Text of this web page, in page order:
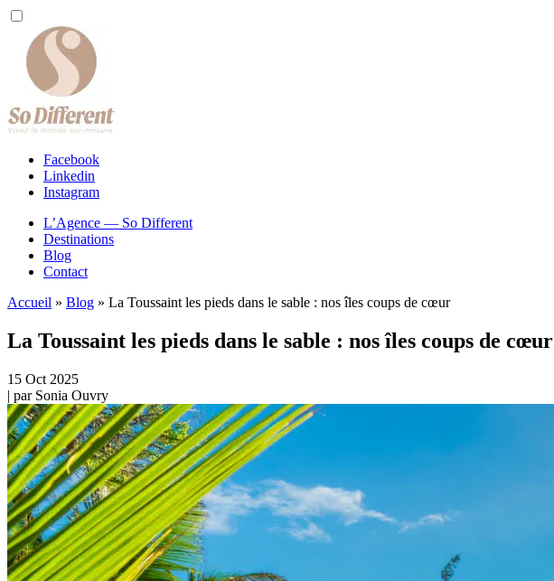
Facebook
Linkedin
Instagram
L’Agence — So Different
Destinations
Blog
Contact
Accueil » Blog » La Toussaint les pieds dans le sable : nos îles coups de cœur
La Toussaint les pieds dans le sable : nos îles coups de cœur
15 Oct 2025
| parSonia Ouvry